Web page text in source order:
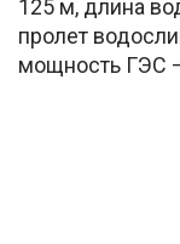
125 м, длина
пролет
мощность ГЭС